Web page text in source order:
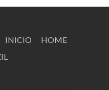
INICIO
HOME